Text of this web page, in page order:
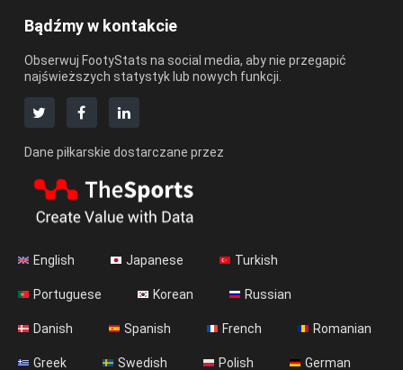
Bądźmy w kontakcie
Obserwuj FootyStats na social media, aby nie przegapić
najświeższych statystyk lub nowych funkcji.
Dane piłkarskie dostarczane przez
English Japanese Turkish
Portuguese Korean Russian
Danish Spanish French Romanian
Greek Swedish Polish German